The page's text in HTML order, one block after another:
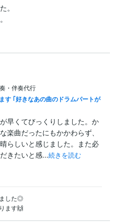
。
・伴奏代行
す ｢好きなあの曲のドラムパートが
早くてびっくりしました。か
楽曲だったにもかかわらず、
らしいと感じました。また必
きたいと感...続きを読む
した◎
ます🙌